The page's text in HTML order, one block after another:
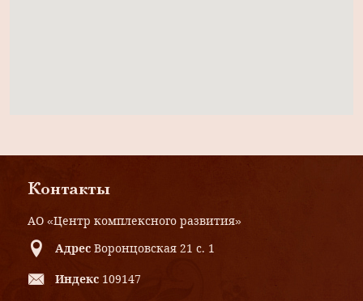
Контакты
АО «Центр комплексного развития»
Адрес Воронцовская 21 с. 1
Индекс 109147